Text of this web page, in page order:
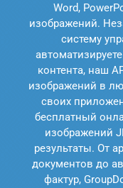
Word,
изображений.
систему
контента, наш
изображений в
своих
бесплатный
изображений
результаты. От
документов до
фактур,